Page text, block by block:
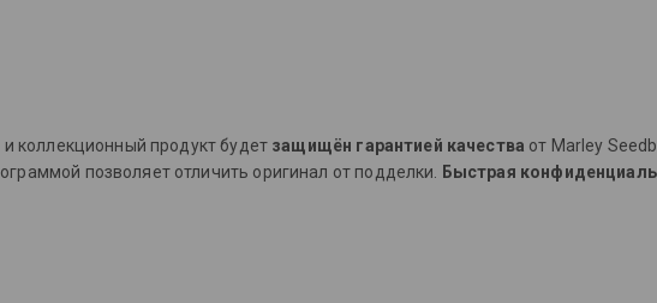
коллекционный продукт будет защищён гарантией качества от Marley
позволяет отличить оригинал от подделки.
Быстрая